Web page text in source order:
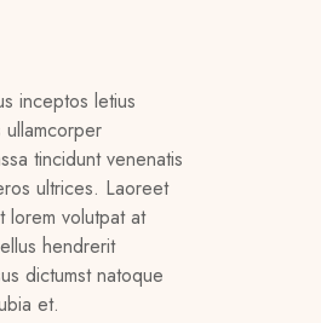
inceptos letius
ullamcorper
tincidunt venenatis
ultrices. Laoreet
lorem volutpat at
hendrerit
dictumst natoque
et.